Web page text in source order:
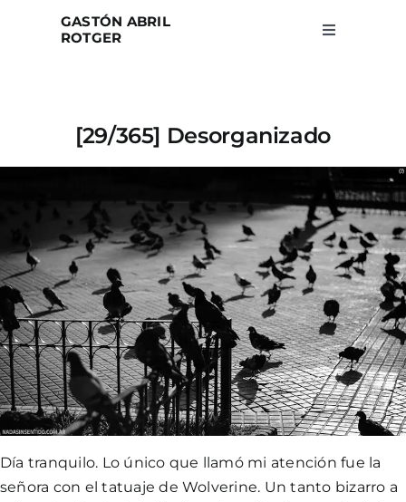
GASTÓN ABRIL
ROTGER
Toggle
About
Search
for:
[29/365] Desorganizado
Día tranquilo. Lo único que llamó mi atención fue la
señora con el tatuaje de Wolverine. Un tanto bizarro a